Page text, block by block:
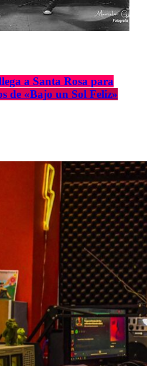
a Santa Rosa para
de «Bajo un Sol Feliz»